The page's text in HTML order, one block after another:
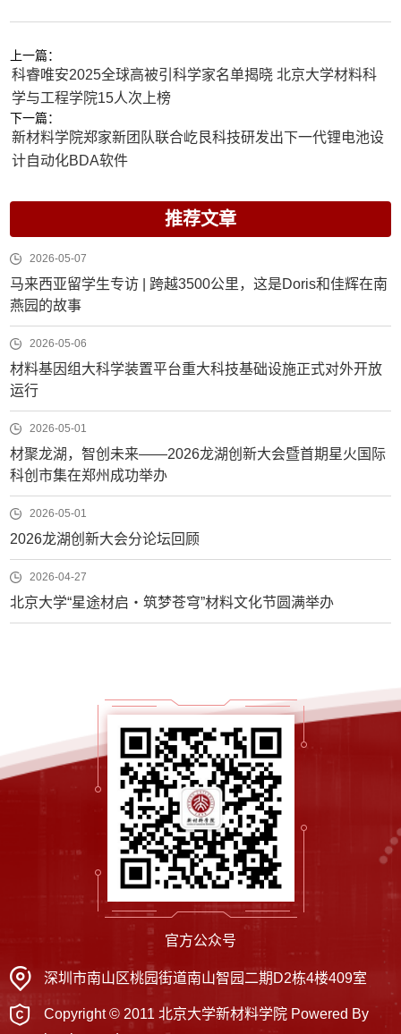
上一篇：
科睿唯安2025全球高被引科学家名单揭晓 北京大学材料科
学与工程学院15人次上榜
下一篇：
新材料学院郑家新团队联合屹艮科技研发出下一代锂电池设
计自动化BDA软件
推荐文章
2026-05-07
马来西亚留学生专访 | 跨越3500公里，这是Doris和佳辉在南
燕园的故事
2026-05-06
材料基因组大科学装置平台重大科技基础设施正式对外开放
运行
2026-05-01
材聚龙湖，智创未来——2026龙湖创新大会暨首期星火国际
科创市集在郑州成功举办
2026-05-01
2026龙湖创新大会分论坛回顾
2026-04-27
北京大学“星途材启・筑梦苍穹”材料文化节圆满举办
深圳市南山区桃园街道南山智园二期D2栋4楼409室
Copyright © 2011 北京大学新材料学院 Powered By
官方公众号